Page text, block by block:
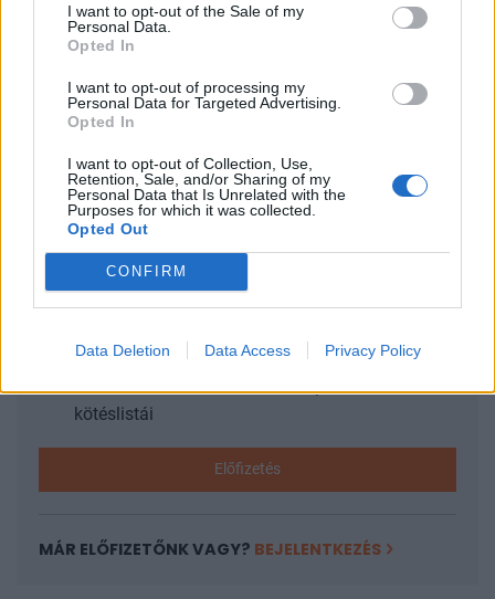
I want to opt-out of the Sale of my
Personal Data.
Opted In
I want to opt-out of processing my
Personal Data for Targeted Advertising.
Opted In
I want to opt-out of Collection, Use,
Retention, Sale, and/or Sharing of my
Personal Data that Is Unrelated with the
Purposes for which it was collected.
Opted Out
CONFIRM
Data Deletion Data Access Privacy Policy
minimálbér emelését, valamint a nyugdíjminimumot
említette, emellett hangsúlyozta az ország
elleni harcot. Annalena Baerbock szerint a koronavírus-
járvány...
KEDVES OLVASÓNK!
A keresett cikk a portfolio.hu hírarchívumához
tartozik, melynek olvasása előfizetéses
regisztrációhoz kötött.
Portfolio.hu teljes cikkarchívum
kötéslistái
Előfizetés
MÁR ELŐFIZETŐNK VAGY? BEJELENTKEZÉS